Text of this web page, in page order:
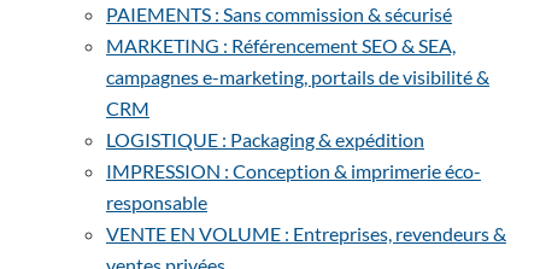
PAIEMENTS : Sans commission & sécurisé
MARKETING : Référencement SEO & SEA,
campagnes e-marketing, portails de visibilité &
CRM
LOGISTIQUE : Packaging & expédition
IMPRESSION : Conception & imprimerie éco-
responsable
VENTE EN VOLUME : Entreprises, revendeurs &